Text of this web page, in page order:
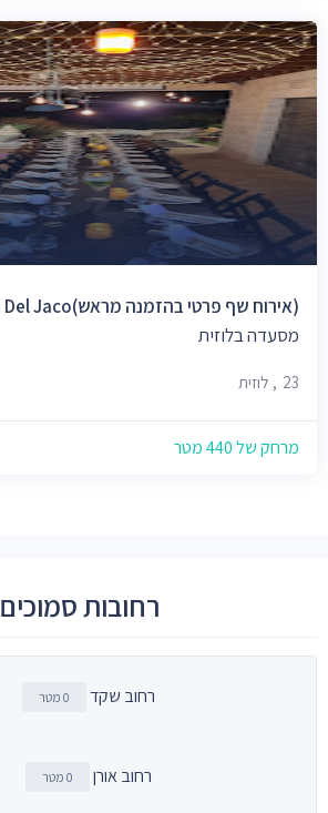
(אירוח שף פרטי בהזמנה מראש)Casa Del Jaco
מסעדה בלוזית
23, לוזית
מרחק של 440 מטר
רחובות סמוכים
רחוב שקד 0 מטר
רחוב אורן 0 מטר